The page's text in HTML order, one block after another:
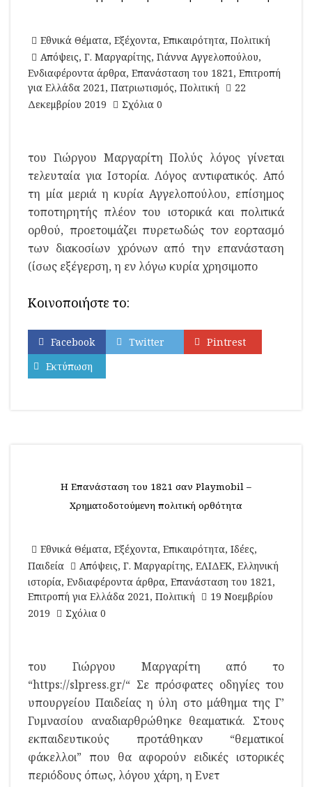
Εθνικά Θέματα, Εξέχοντα, Επικαιρότητα, Πολιτική
Απόψεις, Γ. Μαργαρίτης, Γιάννα Αγγελοπούλου,
Ενδιαφέροντα άρθρα, Επανάσταση του 1821, Επιτροπή
για Ελλάδα 2021, Πατριωτισμός, Πολιτική
22
Δεκεμβρίου 2019
Σχόλια 0
του Γιώργου Μαργαρίτη Πολύς λόγος γίνεται
τελευταία για Ιστορία. Λόγος αντιφατικός. Από
τη μία μεριά η κυρία Αγγελοπούλου, επίσημος
τοποτηρητής πλέον του ιστορικά και πολιτικά
ορθού, προετοιμάζει πυρετωδώς τον εορτασμό
των διακοσίων χρόνων από την επανάσταση
(ίσως εξέγερση, η εν λόγω κυρία χρησιμοπο
Κοινοποιήστε το:
Facebook Twitter
Pintrest
Εκτύπωση
Η Επανάσταση του 1821 σαν Playmobil –
Χρηματοδοτούμενη πολιτική ορθότητα
Εθνικά Θέματα, Εξέχοντα, Επικαιρότητα, Ιδέες,
Παιδεία
Απόψεις, Γ. Μαργαρίτης, ΕΛΙΔΕΚ, Ελληνική
ιστορία, Ενδιαφέροντα άρθρα, Επανάσταση του 1821,
Επιτροπή για Ελλάδα 2021, Πολιτική
19 Νοεμβρίου
2019
Σχόλια 0
του Γιώργου Μαργαρίτη από το
“https://slpress.gr/“ Σε πρόσφατες οδηγίες του
υπουργείου Παιδείας η ύλη στο μάθημα της Γ’
Γυμνασίου αναδιαρθρώθηκε θεαματικά. Στους
εκπαιδευτικούς προτάθηκαν “θεματικοί
φάκελλοι” που θα αφορούν ειδικές ιστορικές
περιόδους όπως, λόγου χάρη, η Ενετ